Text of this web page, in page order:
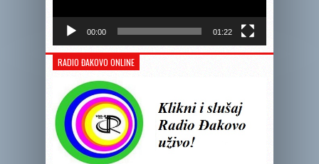
00:00 01:22
RADIO ĐAKOVO ONLINE